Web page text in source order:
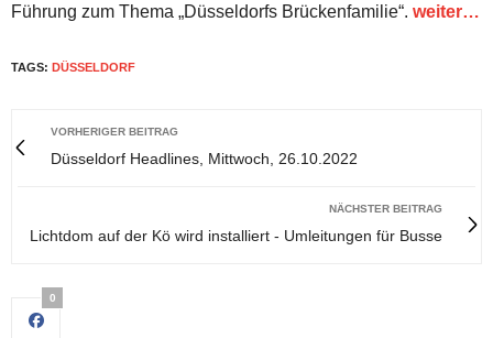
Führung zum Thema „Düsseldorfs Brückenfamilie“. weiter…
TAGS: DÜSSELDORF
VORHERIGER BEITRAG
Düsseldorf Headlines, Mittwoch, 26.10.2022
NÄCHSTER BEITRAG
Lichtdom auf der Kö wird installiert - Umleitungen für Busse
0